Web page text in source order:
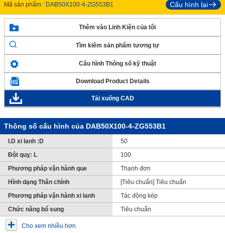
Mã sản phẩm : DAB50X100-4-ZG553B1 Cấu hình lại
Thêm vào Linh Kiện của tôi
Tìm kiếm sản phẩm tương tự
Cấu hình Thông số kỹ thuật
Download Product Details
Tải xuống CAD
Thông số cấu hình của DAB50X100-4-ZG553B1
I.D xi lanh :D
50
Đột quỵ: L
100
Phương pháp vận hành que
Thanh đơn
Hình dạng Thân chính
[Tiêu chuẩn] Tiêu chuẩn
Phương pháp vận hành xi lanh
Tác động kép
Chức năng bổ sung
Tiêu chuẩn
Cho xem nhiều hơn